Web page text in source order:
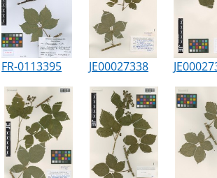
FR-0113395 JE00027338